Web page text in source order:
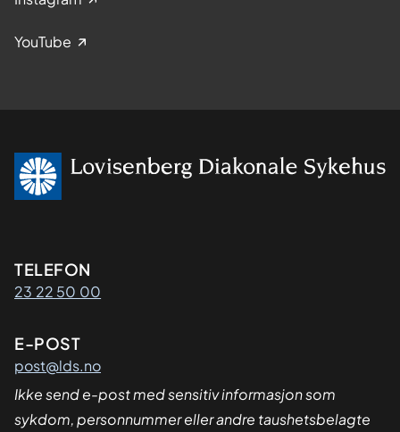
YouTube
Kontaktinformasjon
TELEFON
23 22 50 00
E-POST
post@lds.no
Ikke send e-post med sensitiv informasjon som
sykdom, personnummer eller andre taushetsbelagte